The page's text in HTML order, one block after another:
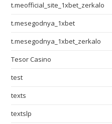
t.meofficial_site_1xbet_zerkalo
t.mesegodnya_1xbet
t.mesegodnya_1xbet_zerkalo
Tesor Casino
test
texts
textslp